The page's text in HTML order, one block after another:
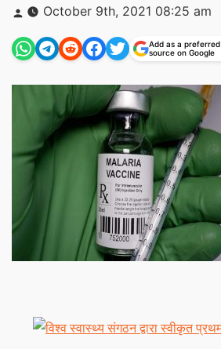
Posted
by
October 9th, 2021 08:25 am
Add as a preferred
source on Google